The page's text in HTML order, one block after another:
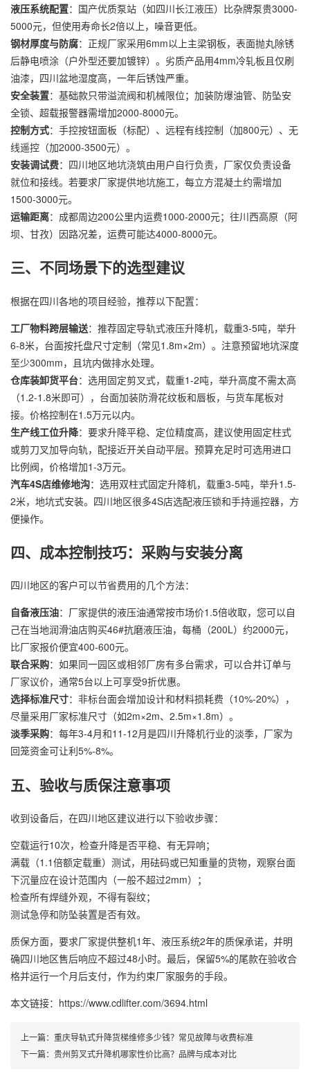
液压系统配置：国产优质泵站（如四川长江液压）比杂牌泵贵3000-
5000元，但使用寿命长2倍以上，噪音更低。
钢材厚度与防腐：正规厂家采用6mm以上主梁钢板，表面抛丸除锈
后静电喷涂（户外型还要加镀锌）。劣质产品用4mm冷轧板且仅刷
油漆，四川盆地湿度高，一年后锈蚀严重。
安全装置：基础款只带溢流阀和机械限位；加装防爆油管、防坠安
全锁、超载报警器需增加2000-8000元。
控制方式：手控按钮面板（标配）、远程有线控制（加800元）、无
线遥控（加2000-3500元）。
安装调试费：四川地区地坑浇筑由用户自行负责，厂家仅负责设备
就位和接线。若要求厂家提供地坑施工，每立方混凝土约需增加
1500-3000元。
运输距离：成都周边200公里内运费1000-2000元；往川西高原（阿
坝、甘孜）因路况差，运费可能达4000-8000元。
三、不同场景下的选型建议
根据在四川各地的项目经验，推荐以下配置：
工厂物料跨层输送：推荐固定导轨式液压升降机，载重3-5吨，举升
6-8米，台面按托盘尺寸定制（常见1.8m×2m）。注意预留地坑深度
至少300mm，且坑内做排水处理。
仓库装卸货平台：选用固定剪叉式，载重1-2吨，举升高度不需太高
（1.2-1.8米即可），台面加装防滑花纹板和唇板，与货车尾板对
接。价格控制在1.5万元以内。
生产线工位升降：要求升降平稳、定位精度高，建议使用固定柱式
或剪刀叉加导向轨，配接近开关自动平层。预算充足时可选用进口
比例阀，价格增加1-3万元。
汽车4S店维修地沟：选用双柱式固定升降机，载重3-5吨，举升1.5-
2米，地坑式安装。四川地区很多4S店选配液压锁和手持遥控器，方
便操作。
四、成本控制技巧：采购与安装分离
四川地区的客户可以节省费用的几个方法：
自备液压油：厂家提供的液压油通常按市场价1.5倍收取，您可以自
己在当地润滑油店购买46#抗磨液压油，每桶（200L）约2000元，
比厂家报价便宜400-600元。
联合采购：如果同一园区或相邻厂房有多台需求，可以合并订单与
厂家议价，通常5台以上可享受9折优惠。
选择标准尺寸：非标台面会增加设计和材料损耗费（10%-20%），
尽量采用厂家标准尺寸（如2m×2m、2.5m×1.8m）。
淡季采购：每年3-4月和11-12月是四川升降机行业的淡季，厂家为
回笼资金可让利5%-8%。
五、验收与质保注意事项
收到设备后，在四川地区建议进行以下验收步骤：
空载运行10次，检查升降是否平稳、有无异响；
满载（1.1倍额定载重）测试，用砝码或已知重量的货物，观察台面
下沉量应在设计范围内（一般不超过2mm）；
检查所有焊缝外观，不得有裂纹；
测试急停和防坠装置是否有效。
质保方面，要求厂家提供整机1年、液压系统2年的质保承诺，并明
确四川地区售后响应不超过48小时。最后，保留5%的尾款在验收合
格并运行一个月后支付，作为约束厂家服务的手段。
本文链接：https://www.cdlifter.com/3694.html
上一篇： 重庆导轨式升降货梯维修多少钱？常见故障与收费标准
下一篇： 贵州剪叉式升降机哪家性价比高？品牌与成本对比